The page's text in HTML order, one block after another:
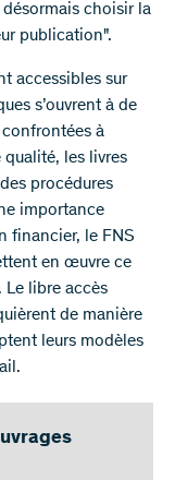
choisir la
publication".
accessibles sur
s’ouvrent à de
à
qualité, les livres
procédures
importance
financier, le FNS
en œuvre ce
Le libre accès
de manière
leurs modèles